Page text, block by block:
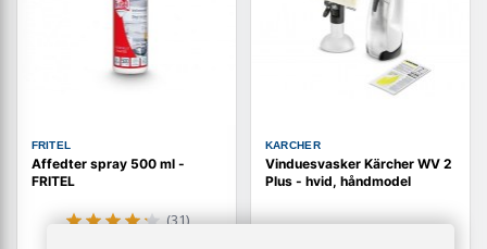
FRITEL
Affedter spray 500 ml -
FRITEL
(31)
KARCHER
Vinduesvasker Kärcher WV 2
Plus - hvid, håndmodel